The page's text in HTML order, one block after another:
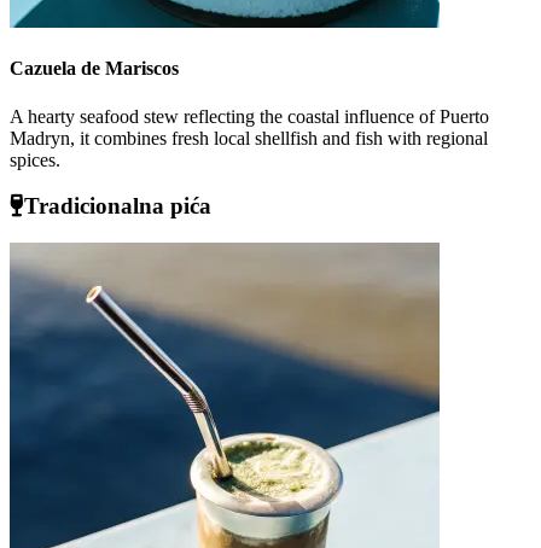
Cazuela de Mariscos
A hearty seafood stew reflecting the coastal influence of Puerto
Madryn, it combines fresh local shellfish and fish with regional
spices.
Tradicionalna pića